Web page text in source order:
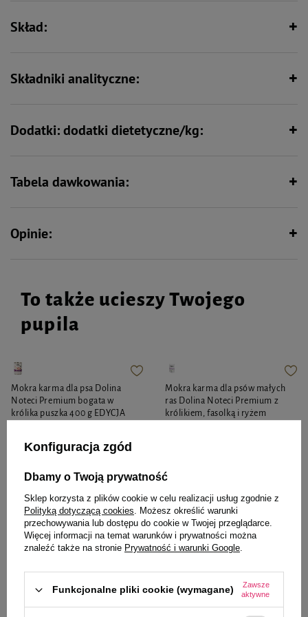
Skład:
Składniki analityczne:
Dodatki: dodatki dietetyczne/kg:
Tabela dawkowania:
Opinie:
To także ucieszy Twojego
pupila
Mokra karma dla psa Dolina
Noteci Premium bogata w
królika puszka 400 g EDYCJA
Najniższa cena z 30 dni przed
5,99 zł 14,98 zł / kg
- +
Do koszyka
Mokra karma dla psów małych
ras Dolina Noteci Premium z
królikiem, fasolką i ryżem
4,11 zł
-
Do koszyka
Konfiguracja zgód
Dbamy o Twoją prywatność
Sklep korzysta z plików cookie w celu realizacji usług zgodnie z
Polityką dotyczącą cookies. Możesz określić warunki
przechowywania lub dostępu do cookie w Twojej przeglądarce.
Więcej informacji na temat warunków i prywatności można
znaleźć także na stronie Prywatność i warunki Google.
Funkcjonalne pliki cookie (wymagane)
Zawsze
aktywne